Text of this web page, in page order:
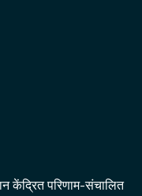
केंद्रित परिणाम-संचालित